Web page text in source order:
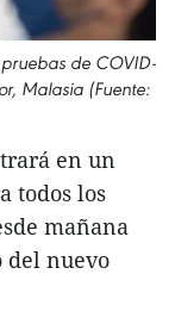
de COVID-
Malasia (Fuente:
en un
todos los
mañana
del nuevo